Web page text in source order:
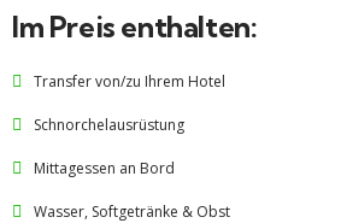
Im Preis enthalten:
Transfer von/zu Ihrem Hotel
Schnorchelausrüstung
Mittagessen an Bord
Wasser, Softgetränke & Obst